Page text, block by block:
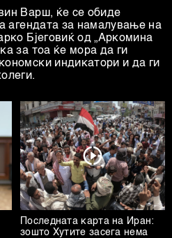
Варш, ќе се обиде
агендата за намалување на
Бјеговиќ од „Аркомина
за тоа ќе мора да ги
индикатори и да ги
Последната карта на Иран:
зошто Хутите засега нема